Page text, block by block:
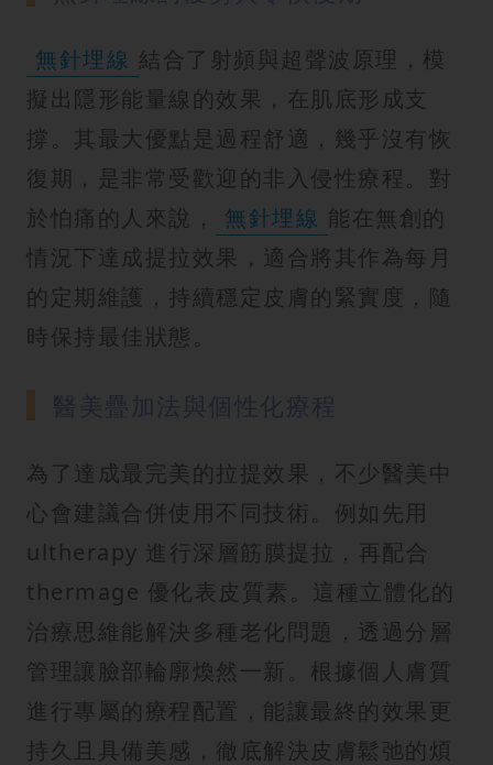
無針埋線 結合了射頻與超聲波原理，模
擬出隱形能量線的效果，在肌底形成支
撐。其最大優點是過程舒適，幾乎沒有恢
復期，是非常受歡迎的非入侵性療程。對
於怕痛的人來說，
無針埋線 能在無創的
情況下達成提拉效果，適合將其作為每月
的定期維護，持續穩定皮膚的緊實度，隨
時保持最佳狀態。
為了達成最完美的拉提效果，不少醫美中
心會建議合併使用不同技術。例如先用
ultherapy 進行深層筋膜提拉，再配合
thermage 優化表皮質素。這種立體化的
治療思維能解決多種老化問題，透過分層
管理讓臉部輪廓煥然一新。根據個人膚質
進行專屬的療程配置，能讓最終的效果更
持久且具備美感，徹底解決皮膚鬆弛的煩